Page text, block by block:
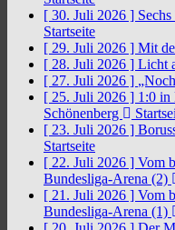
[ 30. Juli 2026 ]
Startseite
[ 29. Juli 2026 ] Mit
[ 28. Juli 2026 ] Licht
[ 27. Juli 2026 ]
[ 25. Juli 2026 ] 1:0 in
Schönenberg
[ 23. Juli 2026 ]
Startseite
[ 22. Juli 2026 ] Vom
Bundesliga-Arena (2)
[ 21. Juli 2026 ] Vom
Bundesliga-Arena (1)